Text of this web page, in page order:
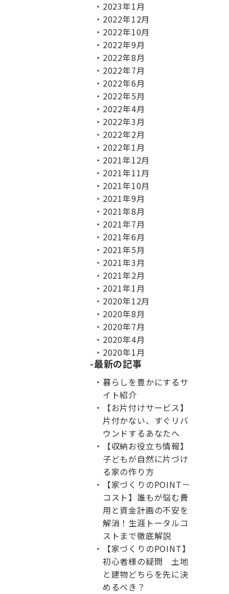
2023年1月
2022年12月
2022年10月
2022年9月
2022年8月
2022年7月
2022年6月
2022年5月
2022年4月
2022年3月
2022年2月
2022年1月
2021年12月
2021年11月
2021年10月
2021年9月
2021年8月
2021年7月
2021年6月
2021年5月
2021年3月
2021年2月
2021年1月
2020年12月
2020年8月
2020年7月
2020年4月
2020年1月
最新の記事
暮らしを豊かにするサ
イト紹介
【お片付けサービス】
片付かない、すぐリバ
ウンドするあなたへ
【収納お役立ち情報】
子どもが自然に片づけ
る家の作り方
【家づくりのPOINT－
コスト】誰もが悩む費
用と資金計画の不安を
解消！生涯トータルコ
ストまで徹底解説
【家づくりのPOINT】
初心者様の疑問 土地
と建物どちらを先に決
めるべき？